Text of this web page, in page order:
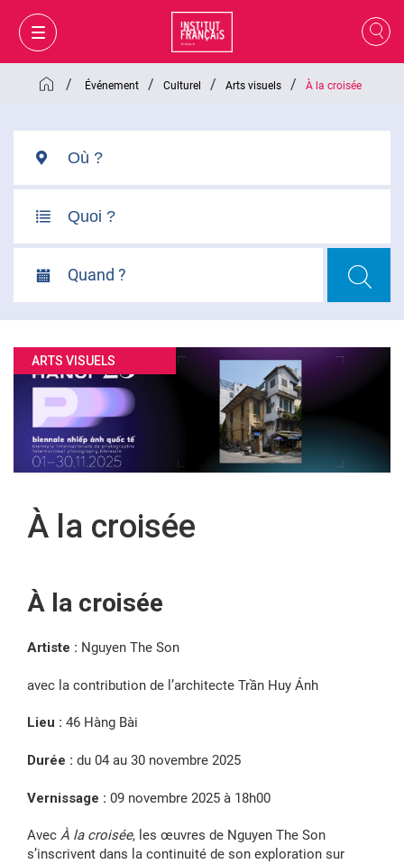
FR
VI
FR
/ Événement / Culturel / Arts visuels / À la croisée
Quand ?
ARTS VISUELS
À la croisée
À la croisée
Artiste : Nguyen The Son
avec la contribution de l’architecte Trần Huy Ánh
Lieu : 46 Hàng Bài
Durée : du 04 au 30 novembre 2025
Vernissage : 09 novembre 2025 à 18h00
Avec À la croisée, les œuvres de Nguyen The Son
s’inscrivent dans la continuité de son exploration sur